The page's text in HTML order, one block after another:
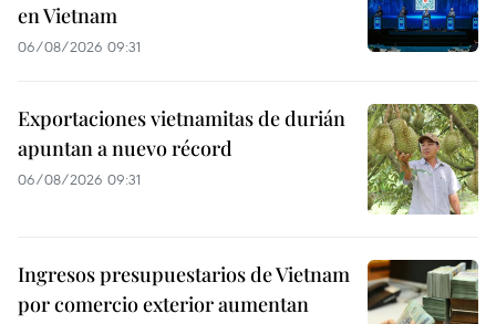
en Vietnam
06/08/2026 09:31
Exportaciones vietnamitas de durián
apuntan a nuevo récord
06/08/2026 09:31
Ingresos presupuestarios de Vietnam
por comercio exterior aumentan